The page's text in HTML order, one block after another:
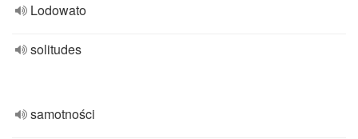
Lodowato
solitudes
samotności